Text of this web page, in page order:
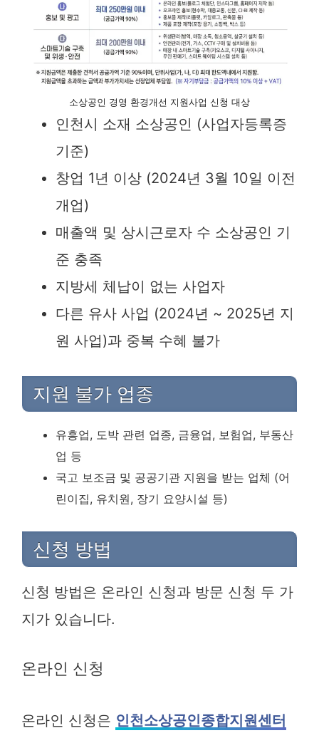
소상공인 경영 환경개선 지원사업 신청 대상
인천시 소재 소상공인 (사업자등록증
기준)
창업 1년 이상 (2024년 3월 10일 이전
개업)
매출액 및 상시근로자 수 소상공인 기
준 충족
지방세 체납이 없는 사업자
다른 유사 사업 (2024년 ~ 2025년 지
원 사업)과 중복 수혜 불가
지원 불가 업종
유흥업, 도박 관련 업종, 금융업, 보험업, 부동산
업 등
국고 보조금 및 공공기관 지원을 받는 업체 (어
린이집, 유치원, 장기 요양시설 등)
신청 방법
신청 방법은 온라인 신청과 방문 신청 두 가
지가 있습니다.
온라인 신청
온라인 신청은 인천소상공인종합지원센터